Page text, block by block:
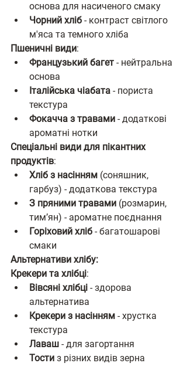
основа для насиченого смаку
Чорний хліб - контраст світлого
м'яса та темного хліба
Пшеничні види:
Французький багет - нейтральна
основа
Італійська чіабата - пориста
текстура
Фокачча з травами - додаткові
ароматні нотки
Спеціальні види для пікантних
продуктів:
Хліб з насінням (соняшник,
гарбуз) - додаткова текстура
З пряними травами (розмарин,
тимʼян) - ароматне поєднання
Горіховий хліб - багатошарові
смаки
Альтернативи хлібу:
Крекери та хлібці:
Вівсяні хлібці - здорова
альтернатива
Крекери з насінням - хрустка
текстура
Лаваш - для загортання
Тости з різних видів зерна